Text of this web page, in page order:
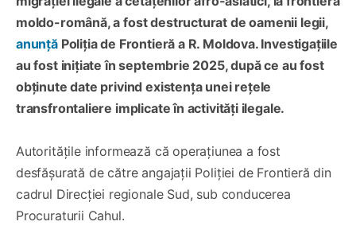
moldo-română, a fost destructurat de oamenii legii,
anunțăPoliția de Frontieră a R. Moldova. Investigațiile
au fost inițiate în septembrie 2025, după ce au fost
obținute date privind existența unei rețele
transfrontaliere implicate în activități ilegale.
Autoritățile informează că operațiunea a fost
desfășurată de către angajații Poliției de Frontieră din
cadrul Direcției regionale Sud, sub conducerea
Procuraturii Cahul.